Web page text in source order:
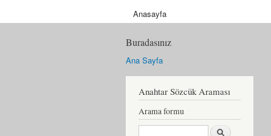
Anasayfa
Buradasınız
Ana Sayfa
Anahtar Sözcük Araması
Arama formu
Ara